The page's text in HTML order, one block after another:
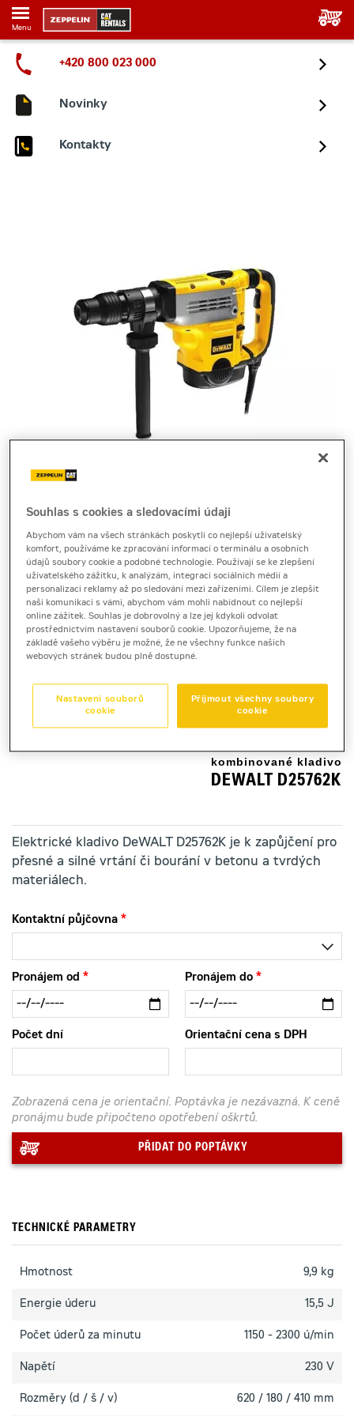
Menu
+420 800 023 000
Novinky
Kontakty
Cena za pronájem
1 - 22 dnů
460 Kč bez DPH
556 Kč s DPH
23 a více dnů
440 Kč bez DPH
532 Kč s DPH
Kauce
kombinované kladivo
DEWALT D25762K
Elektrické kladivo DeWALT D25762K je k zapůjčení pro
přesné a silné vrtání či bourání v betonu a tvrdých
materiálech.
Kontaktní půjčovna
Pronájem od Pronájem do
Počet dní Orientační cena s DPH
Zobrazená cena je orientační. Poptávka je nezávazná. K ceně
pronájmu bude připočteno opotřebení oškrtů.
PŘIDAT DO POPTÁVKY
TECHNICKÉ PARAMETRY
Hmotnost 9,9 kg
Energie úderu 15,5 J
Počet úderů za minutu 1150 - 2300 ú/min
Napětí 230 V
Rozměry (d / š / v) 620 / 180 / 410 mm
Souhlas s cookies a sledovacími údaji
Abychom vám na všech stránkách poskytli co nejlepší uživatelský
komfort, používáme ke zpracování informací o terminálu a osobních
údajů soubory cookie a podobné technologie. Používají se ke zlepšení
uživatelského zážitku, k analýzám, integraci sociálních médií a
personalizaci reklamy až po sledování mezi zařízeními. Cílem je zlepšit
naši komunikaci s vámi, abychom vám mohli nabídnout co nejlepší
online zážitek. Souhlas je dobrovolný a lze jej kdykoli odvolat
prostřednictvím nastavení souborů cookie. Upozorňujeme, že na
základě vašeho výběru je možné, že ne všechny funkce našich
webových stránek budou plně dostupné.
Přijmout všechny soubory
cookie
Nastavení souborů
cookie